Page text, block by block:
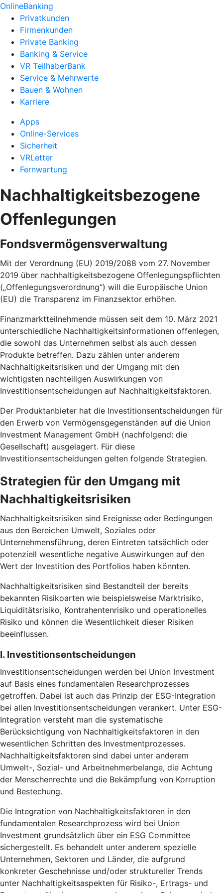
OnlineBanking
Privatkunden
Firmenkunden
Private Banking
Banking & Service
VR TeilhaberBank
Service & Mehrwerte
Bauen & Wohnen
Karriere
Apps
Online-Services
Sicherheit
VRLetter
Fernwartung
Nachhaltigkeitsbezogene
Offenlegungen
Fondsvermögensverwaltung
Mit der Verordnung (EU) 2019/2088 vom 27. November
2019 über nachhaltigkeitsbezogene Offenlegungspflichten
(„Offenlegungsverordnung“) will die Europäische Union
(EU) die Transparenz im Finanzsektor erhöhen.
Finanzmarktteilnehmende müssen seit dem 10. März 2021
unterschiedliche Nachhaltigkeitsinformationen offenlegen,
die sowohl das Unternehmen selbst als auch dessen
Produkte betreffen. Dazu zählen unter anderem
Nachhaltigkeitsrisiken und der Umgang mit den
wichtigsten nachteiligen Auswirkungen von
Investitionsentscheidungen auf Nachhaltigkeitsfaktoren.
Der Produktanbieter hat die Investitionsentscheidungen für
den Erwerb von Vermögensgegenständen auf die Union
Investment Management GmbH (nachfolgend: die
Gesellschaft) ausgelagert. Für diese
Investitionsentscheidungen gelten folgende Strategien.
Strategien für den Umgang mit
Nachhaltigkeitsrisiken
Nachhaltigkeitsrisiken sind Ereignisse oder Bedingungen
aus den Bereichen Umwelt, Soziales oder
Unternehmensführung, deren Eintreten tatsächlich oder
potenziell wesentliche negative Auswirkungen auf den
Wert der Investition des Portfolios haben könnten.
Nachhaltigkeitsrisiken sind Bestandteil der bereits
bekannten Risikoarten wie beispielsweise Marktrisiko,
Liquiditätsrisiko, Kontrahentenrisiko und operationelles
Risiko und können die Wesentlichkeit dieser Risiken
beeinflussen.
I. Investitionsentscheidungen
Investitionsentscheidungen werden bei Union Investment
auf Basis eines fundamentalen Researchprozesses
getroffen. Dabei ist auch das Prinzip der ESG-Integration
bei allen Investitionsentscheidungen verankert. Unter ESG-
Integration versteht man die systematische
Berücksichtigung von Nachhaltigkeitsfaktoren in den
wesentlichen Schritten des Investmentprozesses.
Nachhaltigkeitsfaktoren sind dabei unter anderem
Umwelt-, Sozial- und Arbeitnehmerbelange, die Achtung
der Menschenrechte und die Bekämpfung von Korruption
und Bestechung.
Die Integration von Nachhaltigkeitsfaktoren in den
fundamentalen Researchprozess wird bei Union
Investment grundsätzlich über ein ESG Committee
sichergestellt. Es behandelt unter anderem spezielle
Unternehmen, Sektoren und Länder, die aufgrund
konkreter Geschehnisse und/oder struktureller Trends
unter Nachhaltigkeitsaspekten für Risiko-, Ertrags- und